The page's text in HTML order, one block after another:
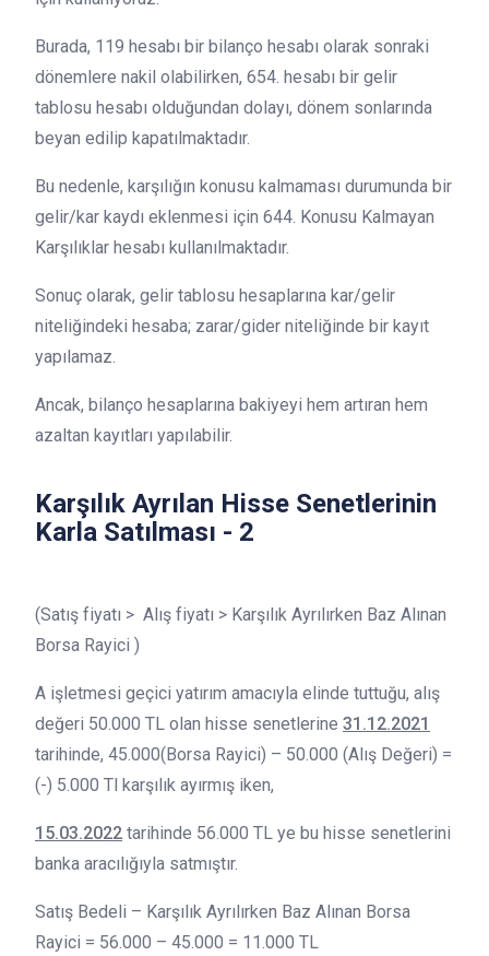
Burada, 119 hesabı bir bilanço hesabı olarak sonraki
dönemlere nakil olabilirken, 654. hesabı bir gelir
tablosu hesabı olduğundan dolayı, dönem sonlarında
beyan edilip kapatılmaktadır.
Bu nedenle, karşılığın konusu kalmaması durumunda bir
gelir/kar kaydı eklenmesi için 644. Konusu Kalmayan
Karşılıklar hesabı kullanılmaktadır.
Sonuç olarak, gelir tablosu hesaplarına kar/gelir
niteliğindeki hesaba; zarar/gider niteliğinde bir kayıt
yapılamaz.
Ancak, bilanço hesaplarına bakiyeyi hem artıran hem
azaltan kayıtları yapılabilir.
Karşılık Ayrılan Hisse Senetlerinin
Karla Satılması - 2
(Satış fiyatı > Alış fiyatı > Karşılık Ayrılırken Baz Alınan
Borsa Rayici )
A işletmesi geçici yatırım amacıyla elinde tuttuğu, alış
değeri 50.000 TL olan hisse senetlerine 31.12.2021
tarihinde, 45.000(Borsa Rayici) – 50.000 (Alış Değeri) =
(-) 5.000 Tl karşılık ayırmış iken,
15.03.2022 tarihinde 56.000 TL ye bu hisse senetlerini
banka aracılığıyla satmıştır.
Satış Bedeli – Karşılık Ayrılırken Baz Alınan Borsa
Rayici = 56.000 – 45.000 = 11.000 TL